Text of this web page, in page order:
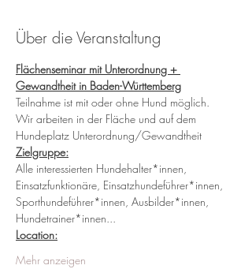
Über die Veranstaltung
Flächenseminar mit Unterordnung +
Gewandtheit in Baden-Württemberg
Teilnahme ist mit oder ohne Hund möglich.
Wir arbeiten in der Fläche und auf dem
Hundeplatz Unterordnung/Gewandtheit
Zielgruppe:
Alle interessierten Hundehalter*innen,
Einsatzfunktionäre, Einsatzhundeführer*innen,
Sporthundeführer*innen, Ausbilder*innen,
Hundetrainer*innen...
Location:
Mehr anzeigen